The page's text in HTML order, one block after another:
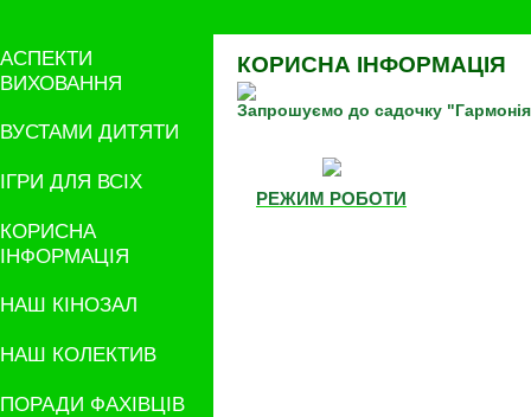
АСПЕКТИ
ВИХОВАННЯ
ВУСТАМИ ДИТЯТИ
ІГРИ ДЛЯ ВСІХ
КОРИСНА
ІНФОРМАЦІЯ
НАШ КІНОЗАЛ
НАШ КОЛЕКТИВ
ПОРАДИ ФАХІВЦІВ
КОРИСНА ІНФОРМАЦІЯ
Запрошуємо до садочку
РЕЖИМ РОБОТИ